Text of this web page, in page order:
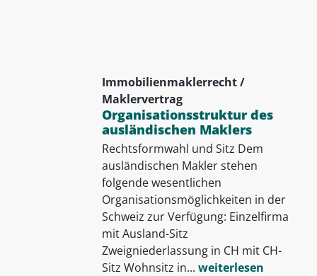
Immobilienmaklerrecht /
Maklervertrag
Organisationsstruktur des
ausländischen Maklers
Rechtsformwahl und Sitz Dem
ausländischen Makler stehen
folgende wesentlichen
Organisationsmöglichkeiten in der
Schweiz zur Verfügung: Einzelfirma
mit Ausland-Sitz
Zweigniederlassung in CH mit CH-
Sitz Wohnsitz in... weiterlesen